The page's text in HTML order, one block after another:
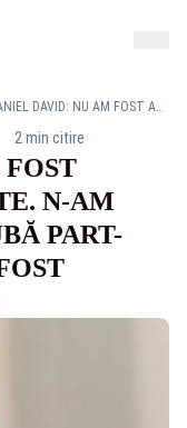
DANIEL DAVID: NU AM FOST ANGAJAT ÎN FACULTATE. N-AM AVUT NEVOIE DE SLUJBĂ PART-TIME PENTRU CĂ AM FOST SUSȚINUT DE PĂRINȚI
2 min citire
N-AM
PART-